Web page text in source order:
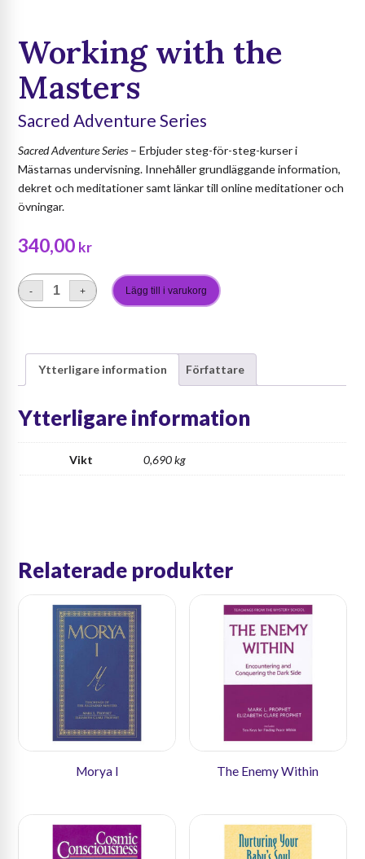
Working with the
Masters
Sacred Adventure Series
Sacred Adventure Series– Erbjuder steg-för-steg-kurser i
Mästarnas undervisning. Innehåller grundläggande information,
dekret och meditationer samt länkar till online meditationer och
övningar.
340,00 kr
Working
Masters
mängd
- + Lägg till i varukorg
Ytterligare information Författare
Ytterligare information
Vikt 0,690 kg
Relaterade produkter
Morya I The Enemy Within